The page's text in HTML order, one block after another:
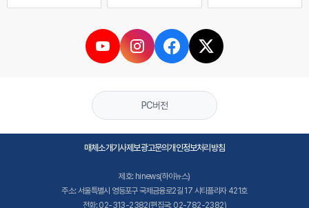
PC버전
매체소개기사제보광고문의개인정보처리방침
제호: hinews(하이뉴스)
주소: 서울특별시 영등포구 국제금융로2길 17 시티플라자 421호
전화: 02-313-2382(편집국: 02-782-2382)